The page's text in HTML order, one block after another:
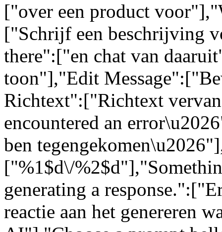
["over een product
["Schrijf een beschrijving
there":["en chat van
toon"],"Edit
Richtext":["Richtext
encountered an
ben
["%1$d\/
generating a
reactie aan het genereren